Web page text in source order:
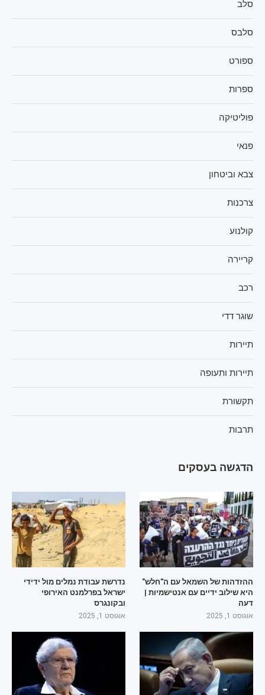
סלב
סלבס
ספורט
ספרות
פוליטיקה
פנאי
צבא וביטחון
צרכנות
קולנוע
קריירה
רכב
שוגר דדי
תיירות
תיירות ותעופה
תקשורת
תרבות
הדגשה בעסקים
ההזדהות של השמאל עם ה"חלש"
היא שילוב ידיים עם אנטישמיות |
דעה
אוגוסט 1, 2025
נדרשת עבודת נמלים מול ידידי
ישראל בפרלמנט האירופי
ובקונגרס
אוגוסט 1, 2025